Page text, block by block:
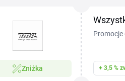
Zniżka
Promocje
+ 3,5 %